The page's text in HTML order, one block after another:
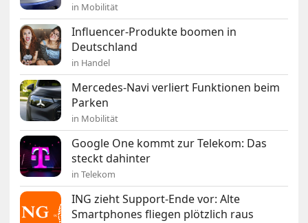
in Mobilität
Influencer-Produkte boomen in
Deutschland
in Handel
Mercedes-Navi verliert Funktionen beim
Parken
in Mobilität
Google One kommt zur Telekom: Das
steckt dahinter
in Telekom
ING zieht Support-Ende vor: Alte
Smartphones fliegen plötzlich raus